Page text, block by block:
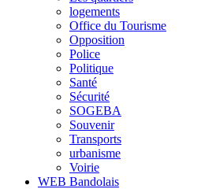
logements
Office du Tourisme
Opposition
Police
Politique
Santé
Sécurité
SOGEBA
Souvenir
Transports
urbanisme
Voirie
WEB Bandolais